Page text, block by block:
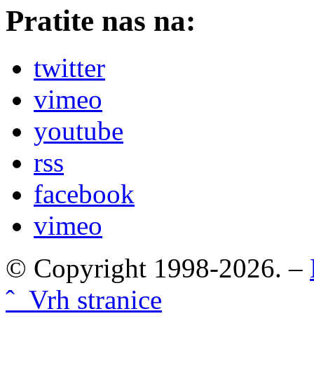
Pratite nas na:
twitter
vimeo
youtube
rss
facebook
vimeo
© Copyright 1998-2026. –
ˆ Vrh stranice